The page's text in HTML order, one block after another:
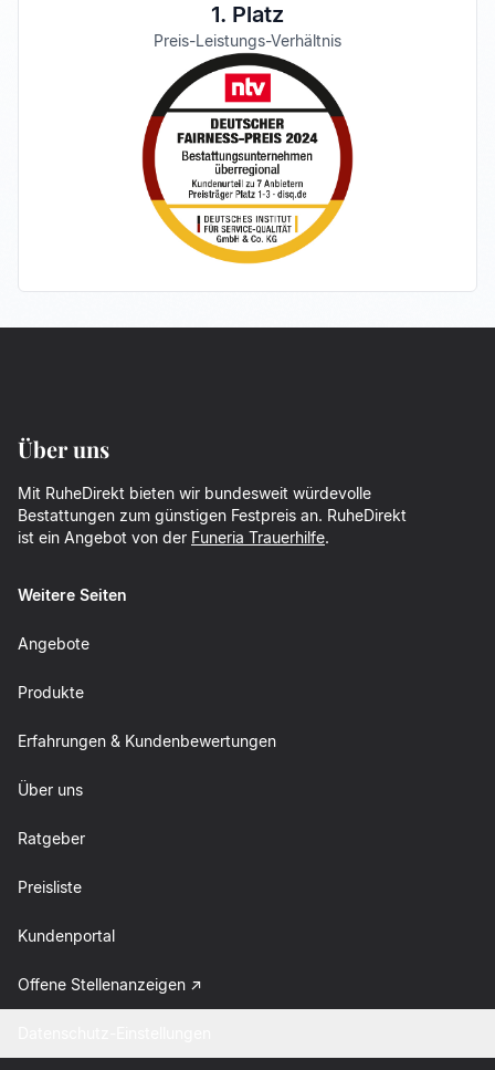
1. Platz
Preis-Leistungs-Verhältnis
Über uns
Mit RuheDirekt bieten wir bundesweit würdevolle
Bestattungen zum günstigen Festpreis an. RuheDirekt
ist ein Angebot von der Funeria Trauerhilfe.
Weitere Seiten
Angebote
Produkte
Erfahrungen & Kundenbewertungen
Über uns
Ratgeber
Preisliste
Kundenportal
Offene Stellenanzeigen